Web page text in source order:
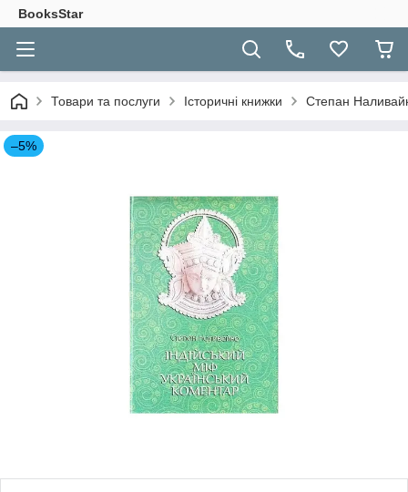
BooksStar
Товари та послуги Історичні книжки Степан
–5%